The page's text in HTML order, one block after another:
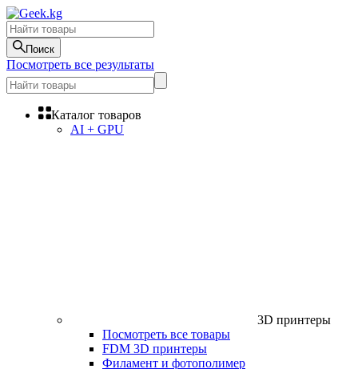
Поиск
Посмотреть все результаты
Каталог товаров
AI + GPU
3D принтеры
Посмотреть все товары
FDM 3D принтеры
Филамент и фотополимер